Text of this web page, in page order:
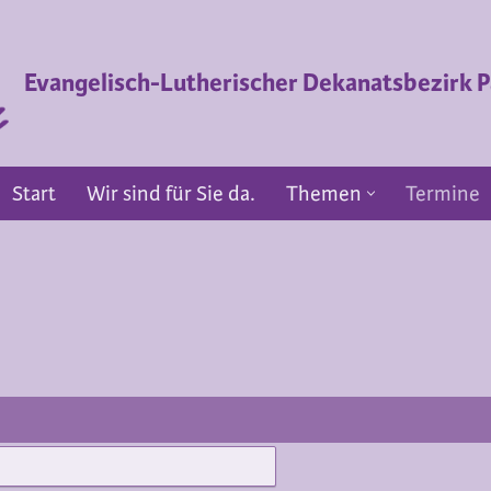
Evangelisch-Lutherischer Dekanatsbezirk
Start Wir sind für Sie da. Themen Termine